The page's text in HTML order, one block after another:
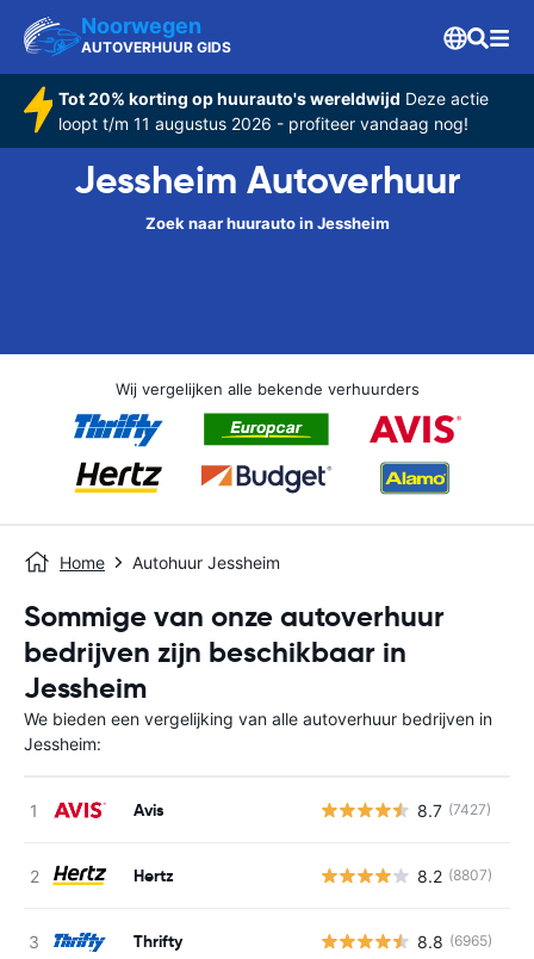
Noorwegen
AUTOVERHUUR GIDS
Tot 20% korting op huurauto's wereldwijd Deze actie
loopt t/m 11 augustus 2026 - profiteer vandaag nog!
Jessheim Autoverhuur
Zoek naar huurauto in Jessheim
Wij vergelijken alle bekende verhuurders
Home Autohuur Jessheim
Sommige van onze autoverhuur
bedrijven zijn beschikbaar in
Jessheim
We bieden een vergelijking van alle autoverhuur bedrijven in
Jessheim:
Avis 8.7 (7427)
Hertz 8.2 (8807)
Thrifty 8.8 (6965)